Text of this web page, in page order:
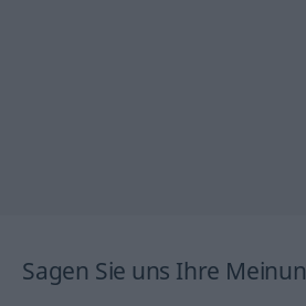
Sagen Sie uns Ihre